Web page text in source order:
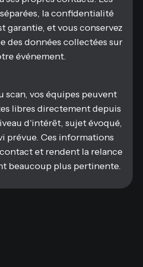
la confidentialité
garantie, et vous conservez
des données collectées sur
événement.
scan, vos équipes peuvent
libres directement depuis
d'intérêt, sujet évoqué,
prévue. Ces informations
et rendent la relance
beaucoup plus pertinente.